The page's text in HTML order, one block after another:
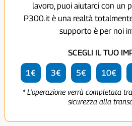
lavoro, puoi aiutarci con un
P300.it è una realtà
supporto è per noi
SCEGLI IL TUO
1€ 3€ 5€ 10€
* L'operazione verrà completata
sicurezza alla